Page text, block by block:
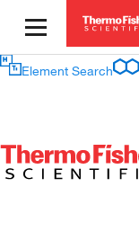
Element Search